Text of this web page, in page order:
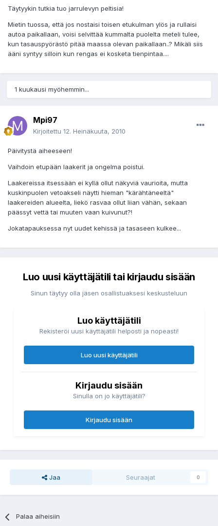
Täytyykin tutkia tuo jarrulevyn peltisia!
Mietin tuossa, että jos nostaisi toisen etukulman ylös ja rullaisi
autoa paikallaan, voisi selvittää kummalta puolelta meteli tulee,
kun tasauspyörästö pitää maassa olevan paikallaan..? Mikäli siis
ääni syntyy silloin kun rengas ei kosketa tienpintaa....
1 kuukausi myöhemmin...
Mpi97
Kirjoitettu 12. Heinäkuuta, 2010
Päivitystä aiheeseen!
Vaihdoin etupään laakerit ja ongelma poistui.
Laakereissa itsessään ei kyllä ollut näkyviä vaurioita, mutta
kuskinpuolen vetoakseli näytti hieman "kärähtäneeltä"
laakereiden alueelta, liekö rasvaa ollut liian vähän, sekaan
päässyt vettä tai muuten vaan kuivunut?!
Jokatapauksessa nyt uudet kehissä ja tasaseen kulkee...
Luo uusi käyttäjätili tai kirjaudu sisään
Sinun täytyy olla jäsen osallistuaksesi keskusteluun
Luo käyttäjätili
Rekisteröi uusi käyttäjätili helposti ja nopeasti!
Luo uusi käyttäjätili
Kirjaudu sisään
Sinulla on jo käyttäjätili?
Kirjaudu sisään
Jaa Seuraajat 0
Palaa aiheisiin